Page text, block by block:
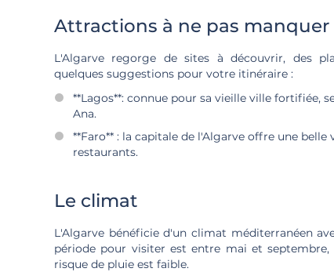
Attractions à ne pas manquer
L'Algarve regorge de sites à découvrir, des
quelques suggestions pour votre itinéraire :
**Lagos**: connue pour sa vieille ville fortifiée,
Ana.
**Faro** : la capitale de l'Algarve offre une
restaurants.
Le climat
L'Algarve bénéficie d'un climat méditerranéen
période pour visiter est entre mai et
risque de pluie est faible.